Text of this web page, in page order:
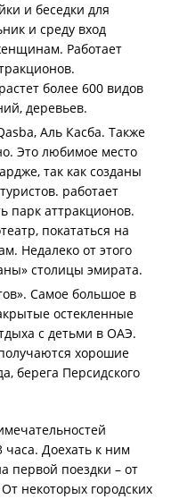
и беседки для
и среду вход
Работает
более 600 видов
деревьев.
Аль Касба. Также
Это любимое место
так как созданы
работает
парк аттракционов.
покататься на
Недалеко от этого
столицы эмирата.
Самое большое в
остекленные
с детьми в ОАЭ.
хорошие
берега Персидского
часа. Доехать к ним
первой поездки – от
некоторых городских